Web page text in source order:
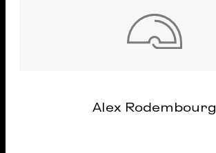
Alex Rodembourg